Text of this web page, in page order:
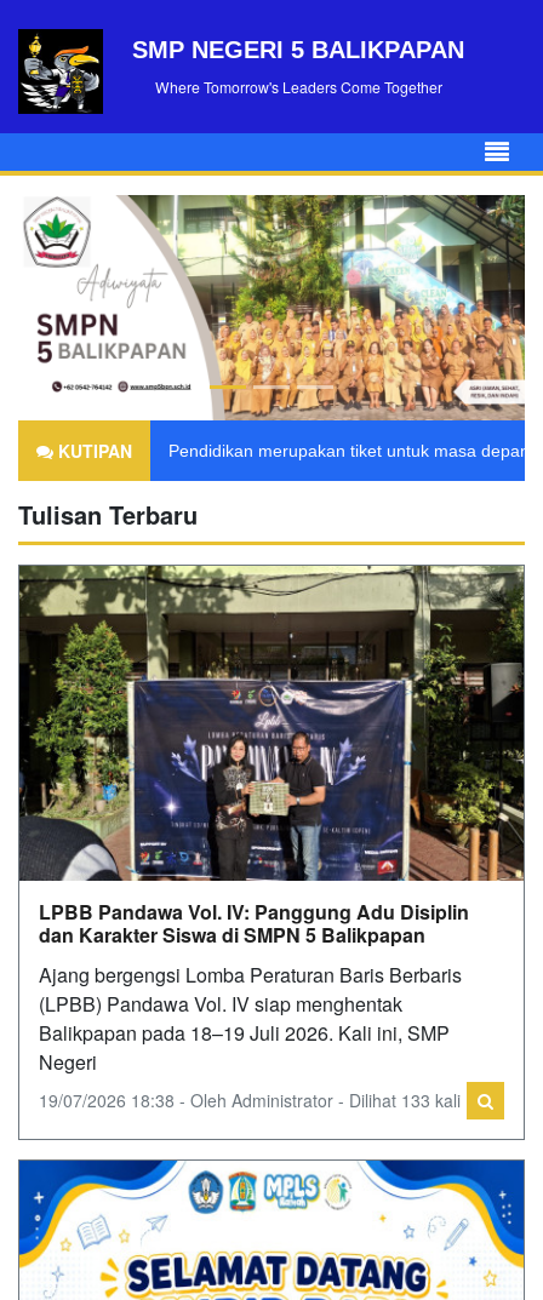
SMP NEGERI 5 BALIKPAPAN
Where Tomorrow's Leaders Come Together
KUTIPAN Pendidikan merupakan tiket untuk masa
Tulisan Terbaru
LPBB Pandawa Vol. IV: Panggung Adu Disiplin
dan Karakter Siswa di SMPN 5 Balikpapan
‎Ajang bergengsi Lomba Peraturan Baris Berbaris
(LPBB) Pandawa Vol. IV siap menghentak
Balikpapan pada 18–19 Juli 2026. Kali ini, SMP
Negeri
19/07/2026 18:38 - Oleh Administrator - Dilihat 133 kali